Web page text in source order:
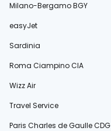
Milano-Bergamo BGY
easyJet
Sardinia
Roma Ciampino CIA
Wizz Air
Travel Service
Paris Charles de Gaulle CDG